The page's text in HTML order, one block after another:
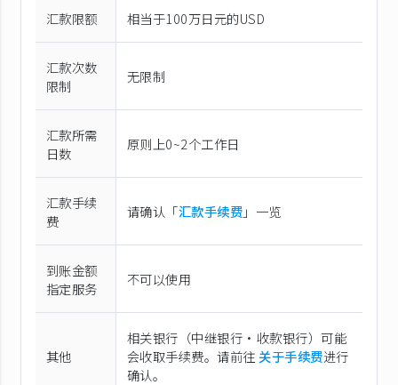
汇款限额 相当于100万日元的USD
汇款次数
限制
无限制
汇款所需
日数
原则上0~2个工作日
汇款手续
费
请确认「汇款手续费」一览
到账金额
指定服务
不可以使用
其他
相关银行（中继银行·收款银行）可能
会收取手续费。请前往关于手续费进行
确认。